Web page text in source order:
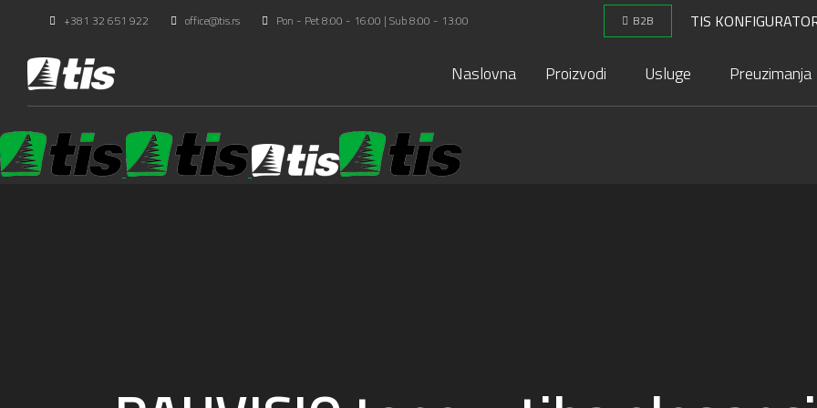
+381 32 651 922 office@tis.rs Pon - Pet 8:00 - 16:00 | Sub 8:00 - 13:00 B2B TIS
Naslovna Proizvodi Usluge Preuzimanja